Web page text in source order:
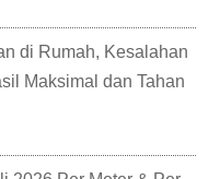
di Rumah, Kesalahan
Maksimal dan Tahan